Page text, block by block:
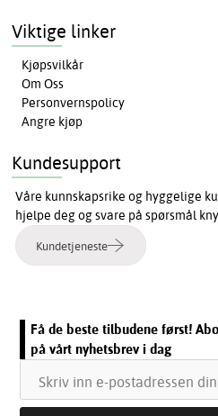
Viktige linker
Kjøpsvilkår
Om Oss
Personvernspolicy
Angre kjøp
Kundesupport
Våre kunnskapsrike og hyggelige
hjelpe deg og svare på spørsmål
Kundetjeneste
Få de beste tilbudene først!
på vårt nyhetsbrev i dag